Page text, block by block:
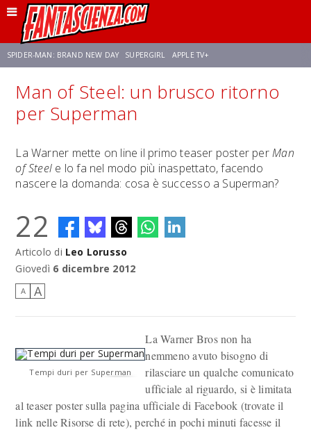
SPIDER-MAN: BRAND NEW DAY SUPERGIRL APPLE TV+
FRANCO RICCIARDIELLO ZENDAYA AVENGERS: DOOMSDAY STAR TREK
Man of Steel: un brusco ritorno
per Superman
La Warner mette on line il primo teaser poster perMan
of Steel e lo fa nel modo più inaspettato, facendo
nascere la domanda: cosa è successo a Superman?
22
Articolo di Leo Lorusso
Giovedì 6 dicembre 2012
A A
Tempi duri per Superman
La Warner Bros non ha
nemmeno avuto bisogno di
rilasciare un qualche comunicato
ufficiale al riguardo, si è limitata
al teaser poster sulla pagina ufficiale di Facebook (trovate il
link nelle Risorse di rete), perché in pochi minuti facesse il